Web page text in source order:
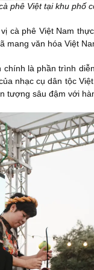
phê Việt tại khu phố
cà phê Việt Nam
văn hóa Việt
là phần trình
nhạc cụ dân tộc
tượng sâu đậm với